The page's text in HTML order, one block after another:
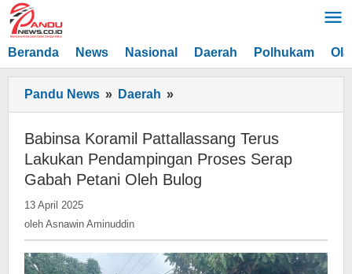
Lewati
ke
konten
Beranda News Nasional Daerah Polhukam
Pandu News » Daerah »
Koramil
Pattallassang
Lakukan
Pendampingan
Gabah
Petani
Babinsa Koramil Pattallassang Terus
Lakukan Pendampingan Proses Serap
Gabah Petani Oleh Bulog
13 April 2025
Asnawin
oleh Asnawin Aminuddin